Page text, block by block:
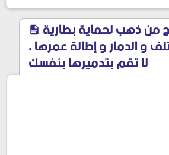
و الدمار و إطالة عمرها ،
لا تقم بتدميرها بنفسك